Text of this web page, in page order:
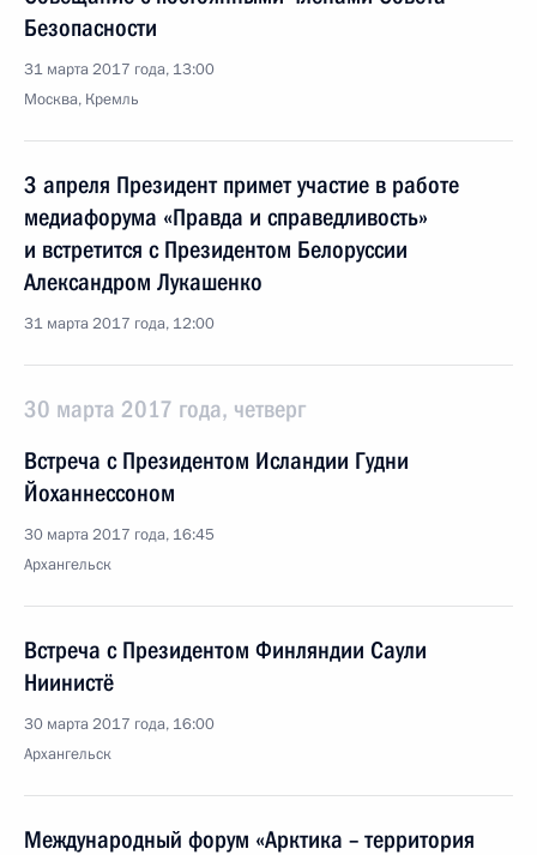
Безопасности
31 марта 2017 года, 13:00
Москва, Кремль
3 апреля Президент примет участие в работе
медиафорума «Правда и справедливость»
и встретится с Президентом Белоруссии
Александром Лукашенко
31 марта 2017 года, 12:00
30 марта 2017 года, четверг
Встреча с Президентом Исландии Гудни
Йоханнессоном
30 марта 2017 года, 16:45
Архангельск
Встреча с Президентом Финляндии Саули
Ниинистё
30 марта 2017 года, 16:00
Архангельск
Международный форум «Арктика – территория